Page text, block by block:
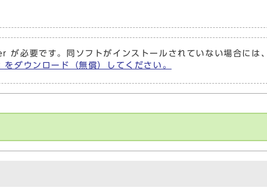
要です。同ソフトがインストールされていない場合には、
ウンロード（無償）してください。